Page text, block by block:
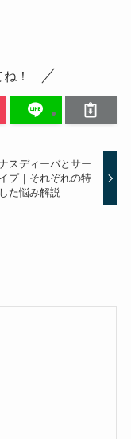
！
スディーバとサー
プ｜それぞれの特
た悩み解説